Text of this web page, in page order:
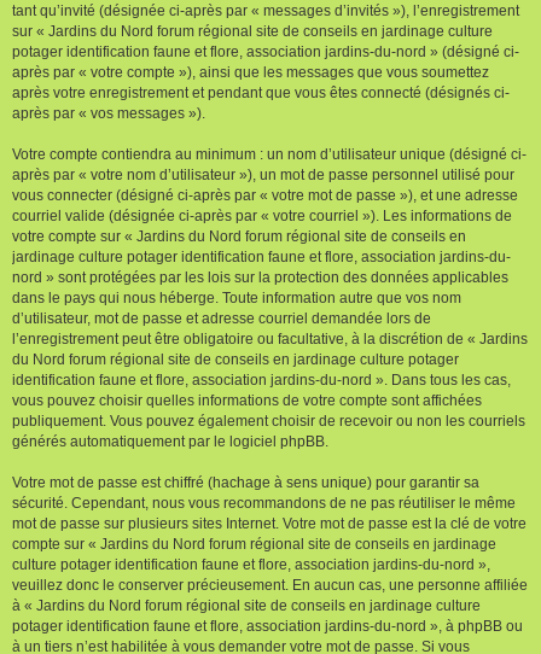
tant qu’invité (désignée ci-après par « messages d’invités »), l’enregistrement
sur « Jardins du Nord forum régional site de conseils en jardinage culture
potager identification faune et flore, association jardins-du-nord » (désigné ci-
après par « votre compte »), ainsi que les messages que vous soumettez
après votre enregistrement et pendant que vous êtes connecté (désignés ci-
après par « vos messages »).
Votre compte contiendra au minimum : un nom d’utilisateur unique (désigné ci-
après par « votre nom d’utilisateur »), un mot de passe personnel utilisé pour
vous connecter (désigné ci-après par « votre mot de passe »), et une adresse
courriel valide (désignée ci-après par « votre courriel »). Les informations de
votre compte sur « Jardins du Nord forum régional site de conseils en
jardinage culture potager identification faune et flore, association jardins-du-
nord » sont protégées par les lois sur la protection des données applicables
dans le pays qui nous héberge. Toute information autre que vos nom
d’utilisateur, mot de passe et adresse courriel demandée lors de
l’enregistrement peut être obligatoire ou facultative, à la discrétion de « Jardins
du Nord forum régional site de conseils en jardinage culture potager
identification faune et flore, association jardins-du-nord ». Dans tous les cas,
vous pouvez choisir quelles informations de votre compte sont affichées
publiquement. Vous pouvez également choisir de recevoir ou non les courriels
générés automatiquement par le logiciel phpBB.
Votre mot de passe est chiffré (hachage à sens unique) pour garantir sa
sécurité. Cependant, nous vous recommandons de ne pas réutiliser le même
mot de passe sur plusieurs sites Internet. Votre mot de passe est la clé de votre
compte sur « Jardins du Nord forum régional site de conseils en jardinage
culture potager identification faune et flore, association jardins-du-nord »,
veuillez donc le conserver précieusement. En aucun cas, une personne affiliée
à « Jardins du Nord forum régional site de conseils en jardinage culture
potager identification faune et flore, association jardins-du-nord », à phpBB ou
à un tiers n’est habilitée à vous demander votre mot de passe. Si vous